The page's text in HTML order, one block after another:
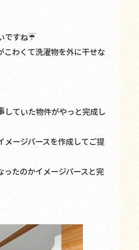
ですね☔
こわくて洗濯物を外に干せな
していた物件がやっと完成し
メージパースを作成してご提
ったのかイメージパースと完